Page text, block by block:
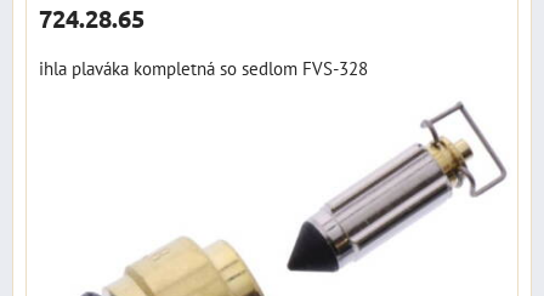
724.28.65
ihla plaváka kompletná so sedlom FVS-328